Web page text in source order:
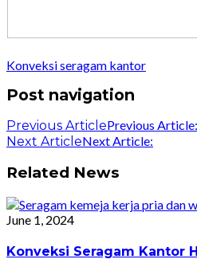
Konveksi seragam kantor
Post navigation
Previous ArticlePrevious Article:
Next ArticleNext Article:
Related News
June 1, 2024
Konveksi Seragam Kantor